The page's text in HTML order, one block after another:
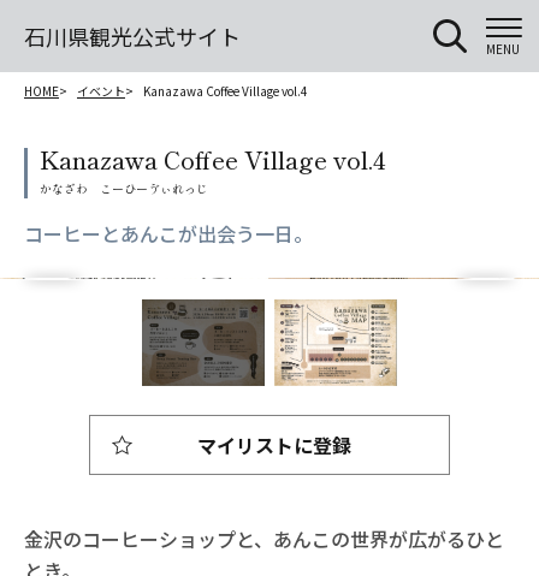
石川県観光公式サイト MENU
HOME イベント Kanazawa Coffee Village vol.4
Kanazawa Coffee Village vol.4
コーヒーとあんこが出会う一日。
金沢のコーヒーショップと、あんこの世界が広がるひと
マイリストに登録